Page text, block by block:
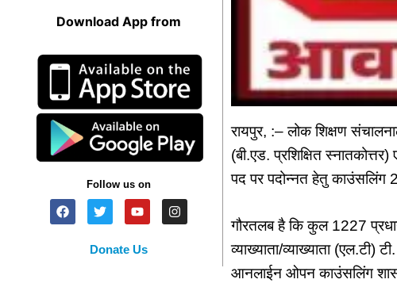
Download App from
Follow us on
Donate Us
रायपुर, :– लोक शिक्षण
(बी.एड. प्रशिक्षित
पद पर पदोन्नत हेतु
गौरतलब है कि कुल 1227 प्रधान
व्याख्याता/व्याख्याता
आनलाईन ओपन काउंसलिंग